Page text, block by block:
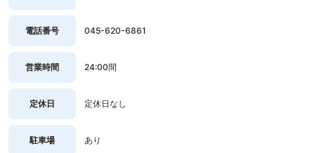
電話番号 045-620-6861
営業時間 24:00間
定休日 定休日なし
駐車場 あり